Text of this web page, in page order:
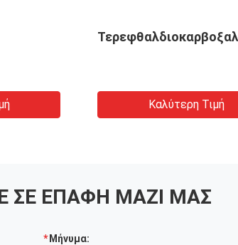
Καλύτερη Τιμή
ΣΕ ΕΠΑΦΉ ΜΑΖΊ ΜΑΣ
Μήνυμα: